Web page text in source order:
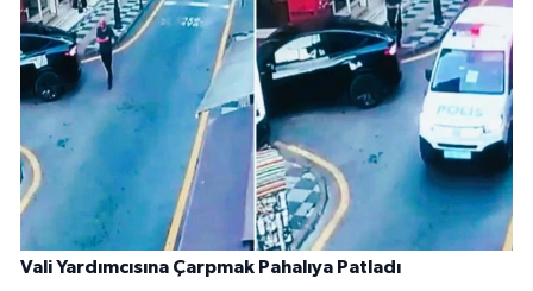
Vali Yardımcısına Çarpmak Pahalıya Patladı